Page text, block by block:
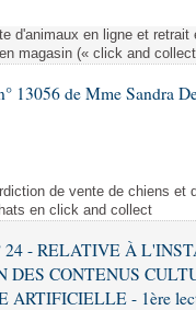
d'animaux en ligne et
magasin (« click and
13056 de Mme Sandra
de vente de chiens
en click and collect
24 - RELATIVE À
DES CONTENUS
- 1ère